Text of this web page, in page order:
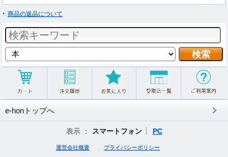
商品の返品について
e-honトップへ
表示 ： スマートフォン PC
運営会社概要 プライバシーポリシー